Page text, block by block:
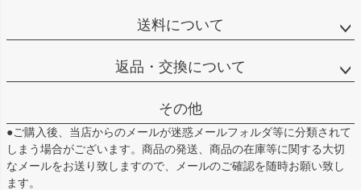
送料について
返品・交換について
その他
●ご購入後、当店からのメールが迷惑メールフォルダ等に分類されて
しまう場合がございます。商品の発送、商品の在庫等に関する大切
なメールをお送り致しますので、メールのご確認を随時お願い致し
ます。